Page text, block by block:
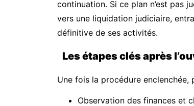
continuation. Si ce plan n’est pas
vers une liquidation judiciaire,
définitive de ses activités.
Les étapes clés après
Une fois la procédure
Observation des finances et